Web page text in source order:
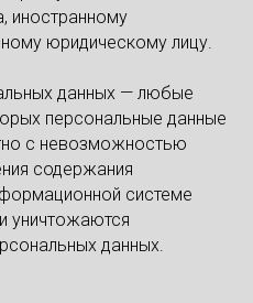
иностранному
юридическому лицу.
данных — любые
персональные данные
с невозможностью
содержания
системе
уничтожаются
данных.